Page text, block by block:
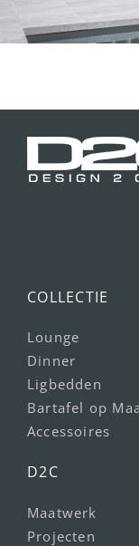
COLLECTIE
Lounge
Dinner
Ligbedden
Bartafel op
Accessoires
D2C
Maatwerk
Projecten